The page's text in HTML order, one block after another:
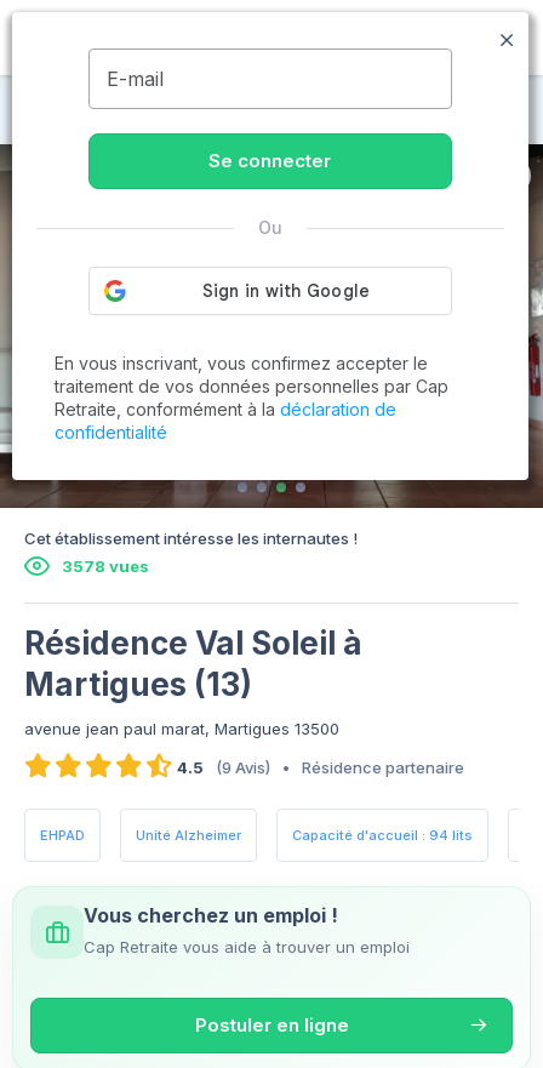
MENU
Maisons de retraite à Martigues
Cet établissement intéresse les internautes !
3578 vues
Résidence Val Soleil à
Martigues (13)
avenue jean paul marat, Martigues 13500
4.5
(9 Avis) • Résidence partenaire
EHPAD Unité Alzheimer Capacité d'accueil : 94 lits
Vous cherchez un emploi !
Cap Retraite vous aide à trouver un emploi
Postuler en ligne
E-mail
Se connecter
Ou
En vous inscrivant, vous confirmez accepter le
traitement de vos données personnelles par Cap
Retraite, conformément à la déclaration de
confidentialité